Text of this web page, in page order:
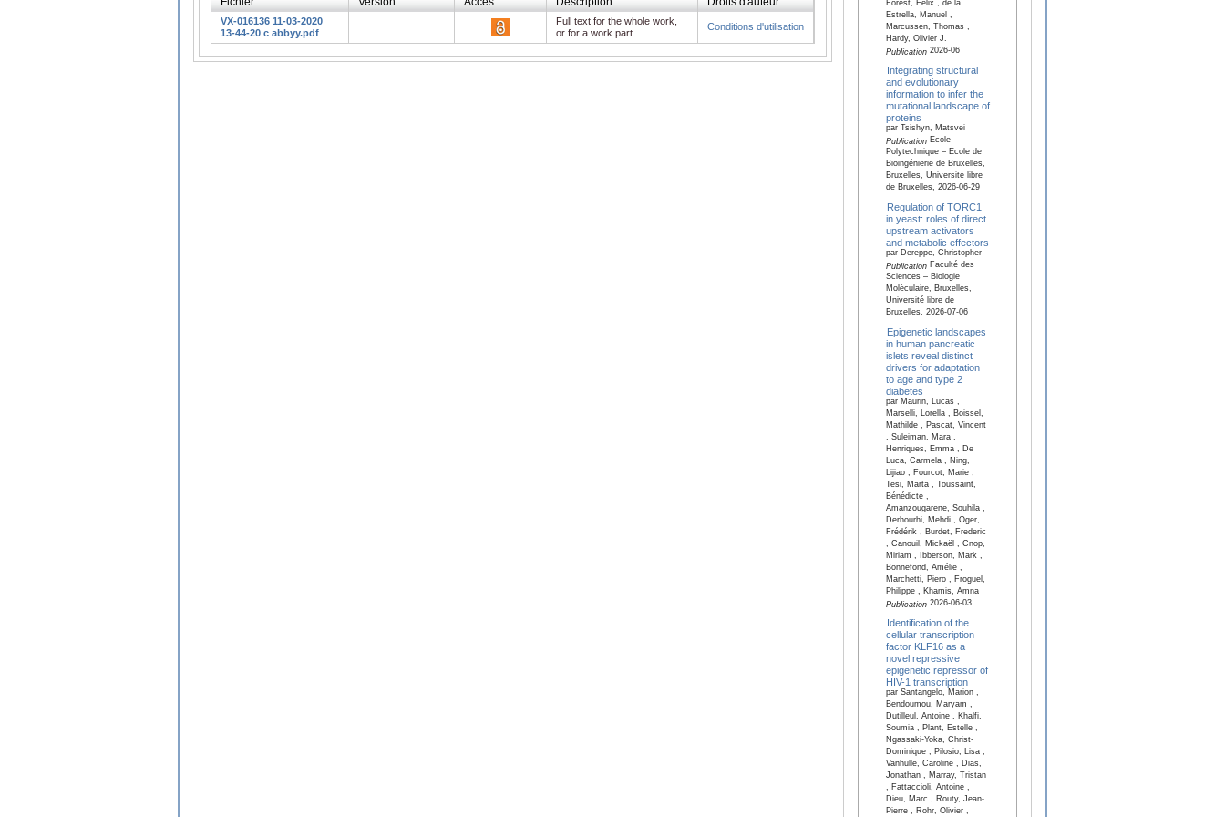
VX-016136 11-03-2020
13-44-20 c abbyy.pdf
Full text for the whole work,
or for a work part
Conditions d'utilisation
Forest, Félix , de la
Estrella, Manuel ,
Marcussen, Thomas ,
Hardy, Olivier J.
Publication2026-06
Integrating structural
and evolutionary
information to infer the
mutational landscape of
proteins
par Tsishyn, Matsvei
PublicationEcole
Polytechnique – Ecole de
Bioingénierie de Bruxelles,
Bruxelles, Université libre
de Bruxelles, 2026-06-29
Regulation of TORC1
in yeast: roles of direct
upstream activators
and metabolic effectors
par Dereppe, Christopher
PublicationFaculté des
Sciences – Biologie
Moléculaire, Bruxelles,
Université libre de
Bruxelles, 2026-07-06
Epigenetic landscapes
in human pancreatic
islets reveal distinct
drivers for adaptation
to age and type 2
diabetes
par Maurin, Lucas ,
Marselli, Lorella , Boissel,
Mathilde , Pascat, Vincent
, Suleiman, Mara ,
Henriques, Emma , De
Luca, Carmela , Ning,
Lijiao , Fourcot, Marie ,
Tesi, Marta , Toussaint,
Bénédicte ,
Amanzougarene, Souhila ,
Derhourhi, Mehdi , Oger,
Frédérik , Burdet, Frederic
, Canouil, Mickaël , Cnop,
Miriam , Ibberson, Mark ,
Bonnefond, Amélie ,
Marchetti, Piero , Froguel,
Philippe , Khamis, Amna
Publication2026-06-03
Identification of the
cellular transcription
factor KLF16 as a
novel repressive
epigenetic repressor of
HIV-1 transcription
par Santangelo, Marion ,
Bendoumou, Maryam ,
Dutilleul, Antoine , Khalfi,
Soumia , Plant, Estelle ,
Ngassaki-Yoka, Christ-
Dominique , Pilosio, Lisa ,
Vanhulle, Caroline , Dias,
Jonathan , Marray, Tristan
, Fattaccioli, Antoine ,
Dieu, Marc , Routy, Jean-
Pierre , Rohr, Olivier ,